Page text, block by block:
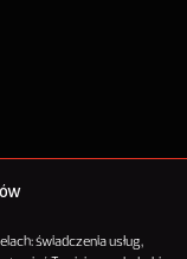
świadczenia usług,